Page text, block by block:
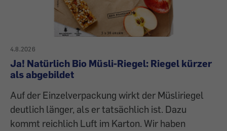
4.8.2026
Ja! Natürlich Bio Müsli-Riegel: Riegel kürzer
als abgebildet
Auf der Einzelverpackung wirkt der Müsliriegel
deutlich länger, als er tatsächlich ist. Dazu
kommt reichlich Luft im Karton. Wir haben